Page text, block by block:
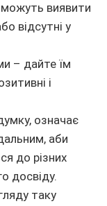
виявити
відсутні у
– дайте їм
і
означає
аби
до різних
досвіду.
таку